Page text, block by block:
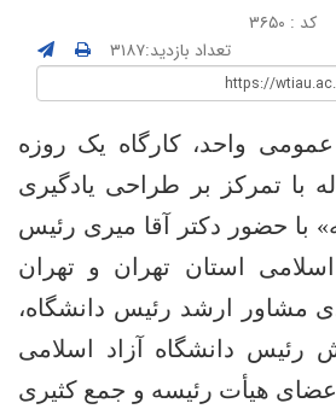
کد : ۳۶۵۰
تعداد بازدید:۳۱۸۷
واحد، کارگاه یک روزه
تمرکز بر طراحی یادگیری
حضور دکتر آقا میری رئیس
استان تهران و تهران
ارشد رئیس دانشگاه،
دانشگاه آزاد اسلامی
هیأت رئیسه و جمع کثیری